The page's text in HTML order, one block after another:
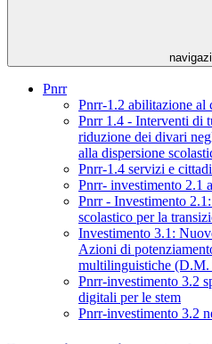
Pnrr
Pnrr-1.2 abilitazione al
Pnrr 1.4 - Interventi di
riduzione dei divari
alla dispersione
Pnrr-1.4 servizi e
Pnrr- investimento 2.1
Pnrr - Investimento
scolastico per la
Investimento 3.1:
Azioni di
multilinguistiche (D.M.
Pnrr-investimento 3.2
digitali per le stem
Pnrr-investimento 3.2